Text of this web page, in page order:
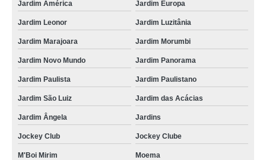
Jardim América Jardim Europa
Jardim Leonor Jardim Luzitânia
Jardim Marajoara Jardim Morumbi
Jardim Novo Mundo Jardim Panorama
Jardim Paulista Jardim Paulistano
Jardim São Luiz Jardim das Acácias
Jardim Ângela Jardins
Jockey Club Jockey Clube
M'Boi Mirim Moema